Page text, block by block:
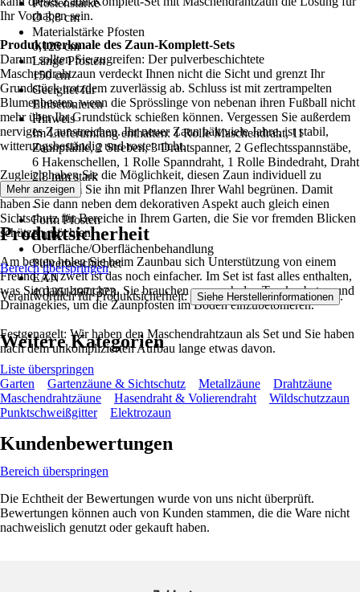
Pfostenstärke
Ø 3,8 cm
Materialstärke Pfosten
0,125 cm
Länge Pfosten
150 cm
Geeignet für
Einbetonieren
Hinweis
Im Lieferumfang enthalten: 1 Rolle Maschendraht, 11
Zaunpfähle, 2 Streben, 3 Drahtspanner, 2 Geflechtsspannstäbe,
6 Hakenschellen, 1 Rolle Spanndraht, 1 Rolle Bindedraht, Draht
2,8 mm stark
Serie
-
Form Pfosten
Rund
Oberfläche/Oberflächenbehandlung
Pulverbeschichtet
EAN
4013514971373
Ihr Vorhaben sein.
Produktmerkmale des Zaun-Komplett-Sets
Darum sollten Sie zugreifen: Der pulverbeschichtete
Maschendrahtzaun verdeckt Ihnen nicht die Sicht und grenzt Ihr
Grundstück trotzdem zuverlässig ab. Schluss ist mit zertrampelten
Blumenbeeten, wenn die Sprösslinge von nebenan ihren Fußball nicht
mehr über Ihr Grundstück schießen können. Vergessen Sie außerdem
nerviges Zaunstreichen. Ihr neuer Zaun hält viele Jahre, ist stabil,
witterungsbeständig und rostet nicht.
Zugleich haben Sie die Möglichkeit, diesen Zaun individuell zu
gestalten, indem Sie ihn mit Pflanzen Ihrer Wahl begrünen. Damit
haben Sie dann neben dem dekorativen Aspekt auch gleich einen
Sichtschutz für Bereiche in Ihrem Garten, die Sie vor fremden Blicken
schützen möchten.
Am besten holen Sie beim Zaunbau sich Unterstützung von einem
Freund: Zu zweit ist das noch einfacher. Im Set ist fast alles enthalten,
was Sie dazu brauchen, Sie brauchen nur noch den Trockenbeton und
Drainagekies, um die Zaunpfosten im Boden einzubetonieren.
Festgenagelt: Wir haben den Maschendrahtzaun als Set und Sie haben
nach dem unkomplizierten Aufbau lange etwas davon.
Mehr anzeigen
Produktsicherheit
Bereich überspringen
Verantwortlich für Produktsicherheit: Siehe Herstellerinformationen .
Weitere Kategorien
Liste überspringen
Garten
Gartenzäune & Sichtschutz Metallzäune
Drahtzäune
Maschendrahtzäune
Hasendraht & Volierendraht
Wildschutzzaun
Punktschweißgitter
Elektrozaun
Kundenbewertungen
Bereich überspringen
Die Echtheit der Bewertungen wurde von uns nicht überprüft.
Bewertungen können auch von Kunden stammen, die die Ware nicht
nachweislich genutzt oder gekauft haben.